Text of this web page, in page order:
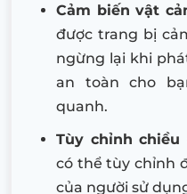
Cảm biến vật
được trang bị
ngừng lại khi
an toàn cho
quanh.
Tùy chỉnh chiều
có thể tùy chỉnh
của người sử